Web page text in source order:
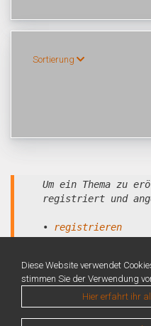
Sortierung
Um ein Thema zu
registriert und
• registrieren
Diese Website verwendet
stimmen Sie der Verwendung
Hier erfahrt ihr